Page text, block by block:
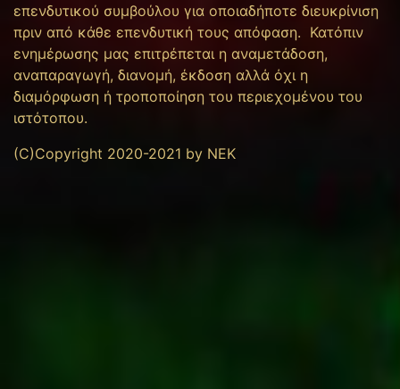
επενδυτικού συμβούλου για οποιαδήποτε διευκρίνιση
πριν από κάθε επενδυτική τους απόφαση. Κατόπιν
ενημέρωσης μας επιτρέπεται η αναμετάδοση,
αναπαραγωγή, διανομή, έκδοση αλλά όχι η
διαμόρφωση ή τροποποίηση του περιεχομένου του
ιστότοπου.
(C)Copyright 2020-2021 by NEK